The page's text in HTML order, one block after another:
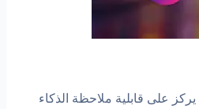
يركز على قابلية ملاحظة الذكاء